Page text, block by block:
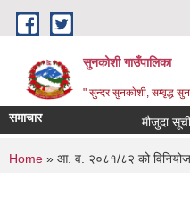
Skip to main content
सुनकोशी गाउँपालिका
" सुन्दर सुनकाेशी, सम्वृद्ध
समाचार मौजुदा सूची
You are here
Home » आ. व. २०८१/८२ को